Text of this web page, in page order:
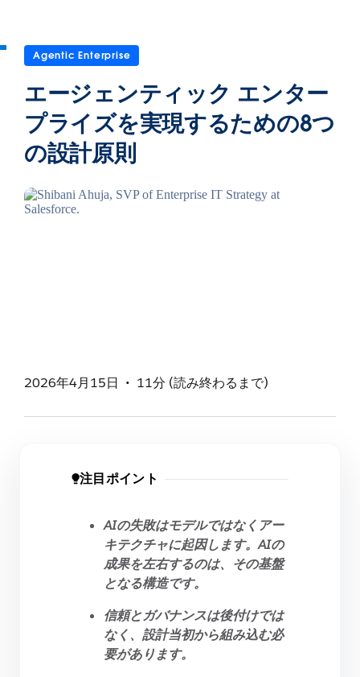
Agentic Enterprise
エージェンティック エンター
プライズを実現するための8つ
の設計原則
2026年4月15日 11分 (読み終わるまで)
注目ポイント
AIの失敗はモデルではなくアー
キテクチャに起因します。AIの
成果を左右するのは、その基盤
となる構造です。
信頼とガバナンスは後付けでは
なく、設計当初から組み込む必
要があります。